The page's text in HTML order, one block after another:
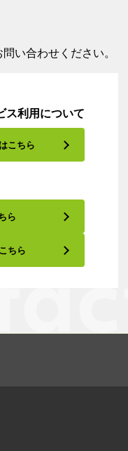
い合わせください。
ス利用について
こちら
ら
ちら